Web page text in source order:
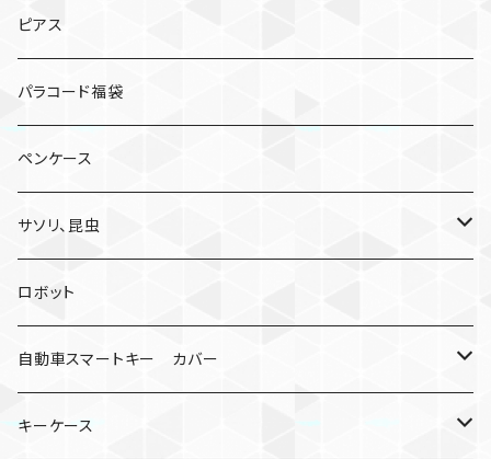
ピアス
パラコード福袋
ペンケース
サソリ、昆虫
サソリ
クモ
ロボット
自動車スマートキー カバー
日産
キーケース